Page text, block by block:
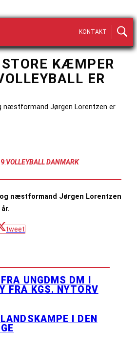
KONTAKT
KÆMPER
ER
næstformand Jørgen Lorentzen er
:VOLLEYBALL DANMARK
næstformand Jørgen Lorentzen
tweet
UNGDMS DM I
FRA KGS. NYTORV
I DEN